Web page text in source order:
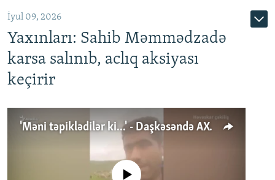
İyul 09, 2026
Yaxınları: Sahib Məmmədzadə
karsa salınıb, aclıq aksiyası
keçirir
'Məni təpiklədilər ki...' - Daşkəsəndə AXCP fəalının yaxınları onun həbsinə etiraz edirlər
No media source currently available